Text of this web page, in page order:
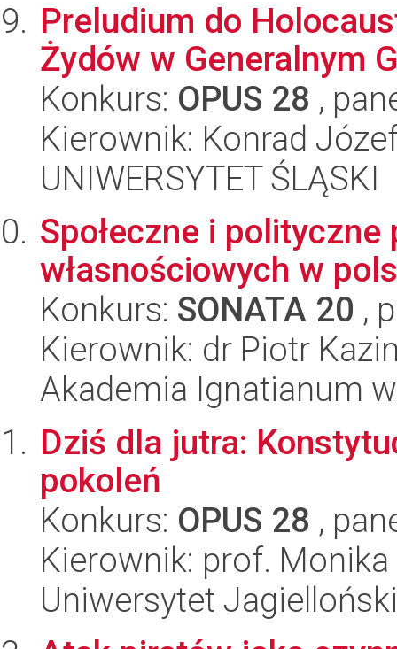
Preludium do
Żydów w Generalnym
Konkurs: OPUS 28 ,
Kierownik: Konrad
UNIWERSYTET ŚLĄSKI
Społeczne i
własnościowych w
Konkurs: SONATA 20 ,
Kierownik: dr Piotr
Akademia Ignatianum
Dziś dla jutra:
pokoleń
Konkurs: OPUS 28 ,
Kierownik: prof.
Uniwersytet Jagielloński